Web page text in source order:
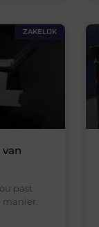
ZAKELIJK
past
manier.